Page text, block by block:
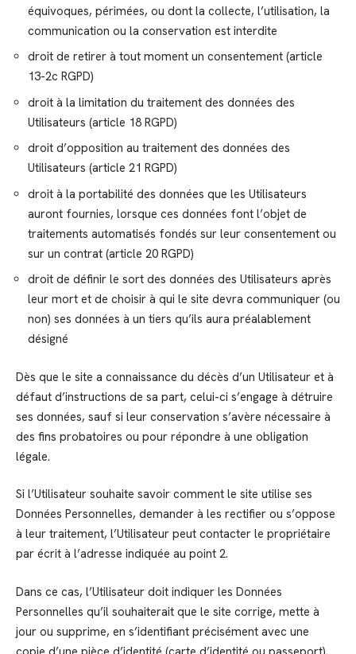
équivoques, périmées, ou dont la collecte, l’utilisation, la
communication ou la conservation est interdite
droit de retirer à tout moment un consentement (article
13-2c RGPD)
droit à la limitation du traitement des données des
Utilisateurs (article 18 RGPD)
droit d’opposition au traitement des données des
Utilisateurs (article 21 RGPD)
droit à la portabilité des données que les Utilisateurs
auront fournies, lorsque ces données font l’objet de
traitements automatisés fondés sur leur consentement ou
sur un contrat (article 20 RGPD)
droit de définir le sort des données des Utilisateurs après
leur mort et de choisir à qui le site devra communiquer (ou
non) ses données à un tiers qu’ils aura préalablement
désigné
Dès que le site a connaissance du décès d’un Utilisateur et à
défaut d’instructions de sa part, celui-ci s’engage à détruire
ses données, sauf si leur conservation s’avère nécessaire à
des fins probatoires ou pour répondre à une obligation
légale.
Si l’Utilisateur souhaite savoir comment le site utilise ses
Données Personnelles, demander à les rectifier ou s’oppose
à leur traitement, l’Utilisateur peut contacter le propriétaire
par écrit à l’adresse indiquée au point 2.
Dans ce cas, l’Utilisateur doit indiquer les Données
Personnelles qu’il souhaiterait que le site corrige, mette à
jour ou supprime, en s’identifiant précisément avec une